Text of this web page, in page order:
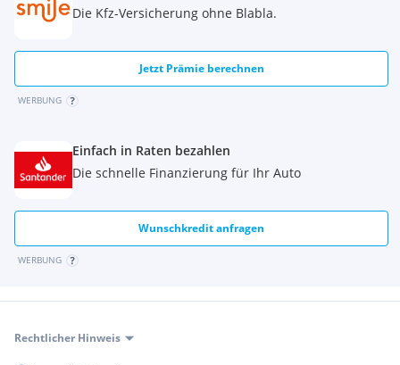
Die Kfz-Versicherung ohne Blabla.
Jetzt Prämie berechnen
WERBUNG
Einfach in Raten bezahlen
Die schnelle Finanzierung für Ihr Auto
Wunschkredit anfragen
WERBUNG
Rechtlicher Hinweis